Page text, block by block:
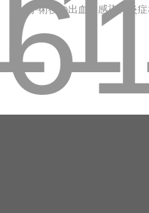
手術後の出血、感染、炎